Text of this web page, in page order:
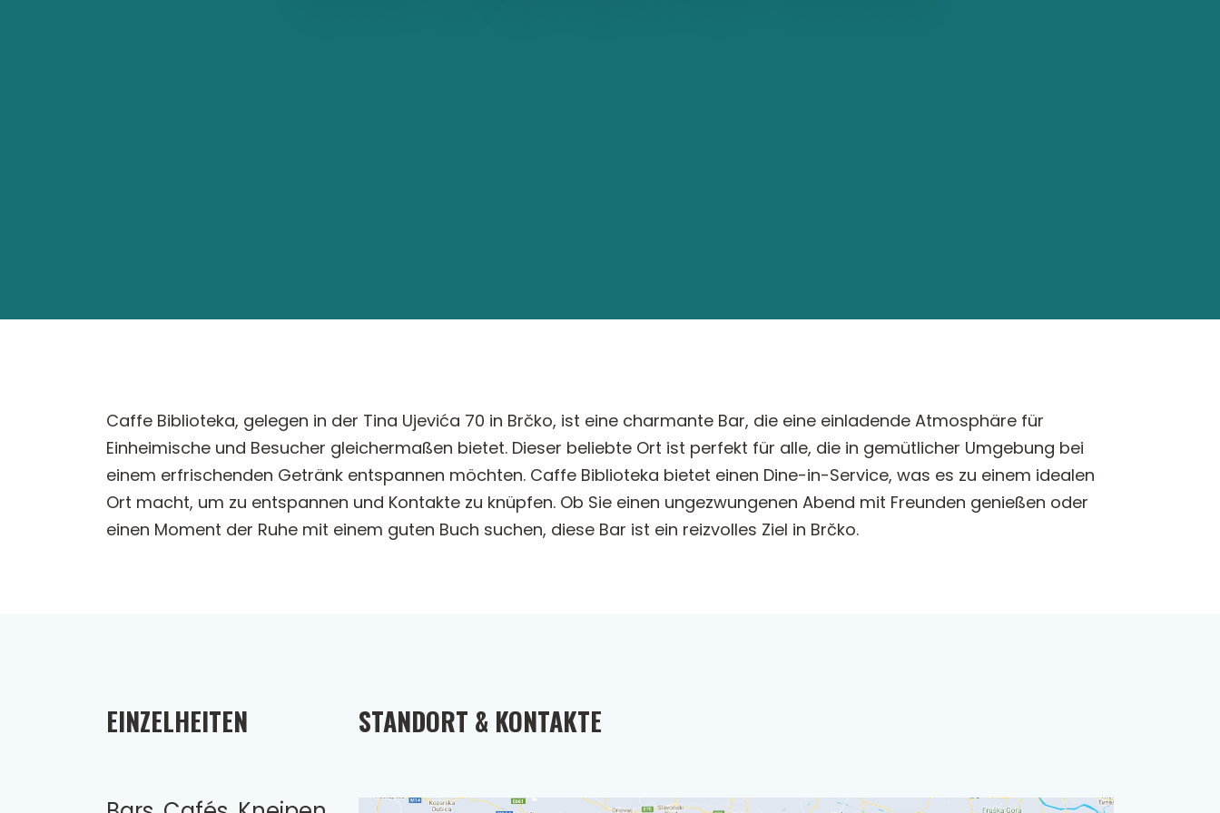
Caffe Biblioteka, gelegen in der Tina Ujevića 70 in Brčko, ist eine charmante Bar, die eine einladende Atmosphäre für
Einheimische und Besucher gleichermaßen bietet. Dieser beliebte Ort ist perfekt für alle, die in gemütlicher Umgebung bei
einem erfrischenden Getränk entspannen möchten. Caffe Biblioteka bietet einen Dine-in-Service, was es zu einem idealen
Ort macht, um zu entspannen und Kontakte zu knüpfen. Ob Sie einen ungezwungenen Abend mit Freunden genießen oder
einen Moment der Ruhe mit einem guten Buch suchen, diese Bar ist ein reizvolles Ziel in Brčko.
EINZELHEITEN STANDORT & KONTAKTE